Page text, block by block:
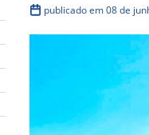
publicado em 08 de